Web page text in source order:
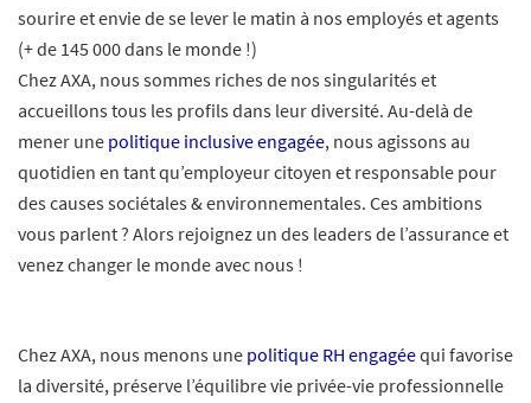
sourire et envie de se lever le matin à nos employés et agents
(+ de 145 000 dans le monde !)
Chez AXA, nous sommes riches de nos singularités et
accueillons tous les profils dans leur diversité. Au-delà de
mener une politique inclusive engagée, nous agissons au
quotidien en tant qu’employeur citoyen et responsable pour
des causes sociétales & environnementales. Ces ambitions
vous parlent ? Alors rejoignez un des leaders de l’assurance et
venez changer le monde avec nous !
Chez AXA, nous menons une politique RH engagéequi favorise
la diversité, préserve l’équilibre vie privée-vie professionnelle